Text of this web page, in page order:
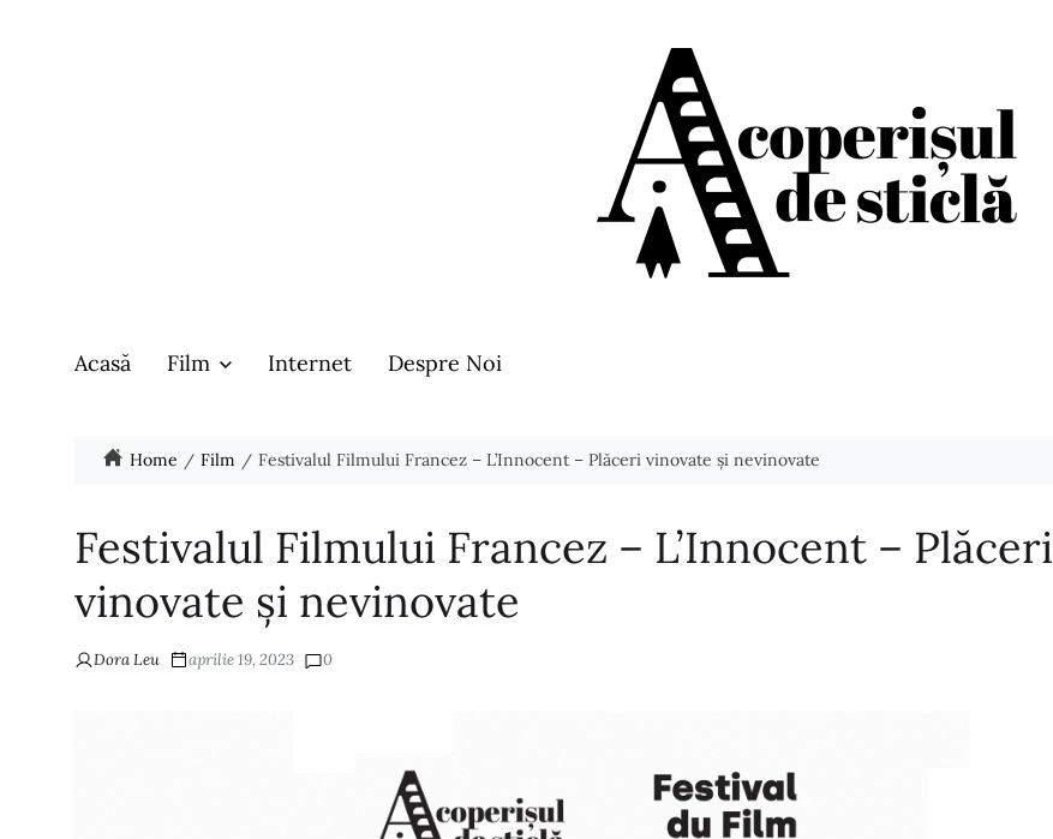
Acasă Film Internet Despre Noi
Home Film Festivalul Filmului Francez – L’Innocent – Plăceri vinovate și nevinovate
Festivalul Filmului Francez – L’Innocent – Plăceri
vinovate și nevinovate
Dora Leu aprilie 19, 2023 0